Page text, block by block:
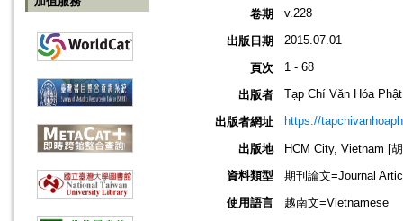
卷期 v.228
出版日期 2015.07.01
頁次 1 - 68
出版者 Tạp Chí Văn Hóa
出版者網址 https://
出版地
HCM City, Vietnam [
資料類型
期刊論文=Journal
使用語言
越南文=Vietnamese